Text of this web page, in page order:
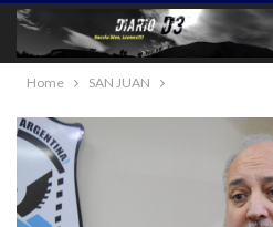
Home SAN JUAN